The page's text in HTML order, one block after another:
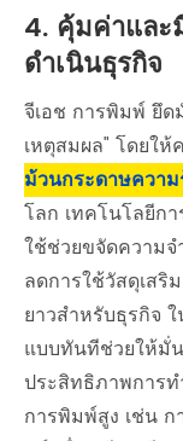
4. คุ้มค่าแล
ดำเนินธุรกิจ
จีเอช การพิมพ์ ยึ
เหตุสมผล" โดยใ
ม้วนกระดาษควา
โลก เทคโนโลยีก
ใช้ช่วยขจัดความ
ลดการใช้วัสดุเสริ
ยาวสำหรับธุรกิจ
แบบทันทีช่วยให้มั่
ประสิทธิภาพการ
การพิมพ์สูง เช่น